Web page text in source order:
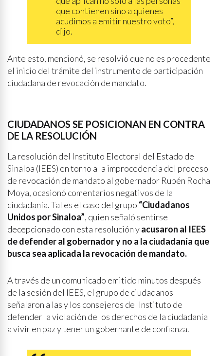
que contienen sino a quienes
acudimos a emitir nuestro voto”,
dijo.
Ante esto, mencionó, se resolvió que no es procedente
el inicio del trámite del instrumento de participación
ciudadana de revocación de mandato.
CIUDADANOS SE POSICIONAN EN CONTRA
DE LA RESOLUCIÓN
La resolución del Instituto Electoral del Estado de
Sinaloa (IEES) en torno a la improcedencia del proceso
de revocación de mandato al gobernador Rubén Rocha
Moya, ocasionó comentarios negativos de la
ciudadanía. Tal es el caso del grupo “Ciudadanos
Unidos por Sinaloa”, quien señaló sentirse
decepcionado con esta resolución yacusaron al IEES
de defender al gobernador y no a la ciudadanía que
busca sea aplicada la revocación de mandato.
A través de un comunicado emitido minutos después
de la sesión del IEES, el grupo de ciudadanos
señalaron a las y los consejeros del Instituto de
defender la violación de los derechos de la ciudadanía
a vivir en paz y tener un gobernante de confianza.